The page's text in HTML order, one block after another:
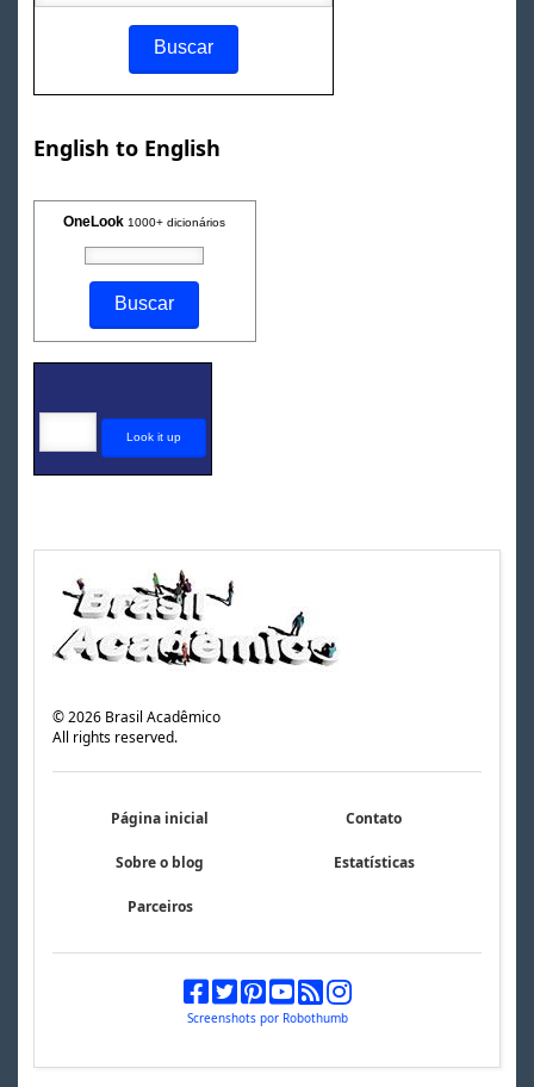
English to English
OneLook 1000+ dicionários
©2026 Brasil Acadêmico
All rights reserved.
Página inicial Contato
Sobre o blog Estatísticas
Parceiros
Screenshots por Robothumb